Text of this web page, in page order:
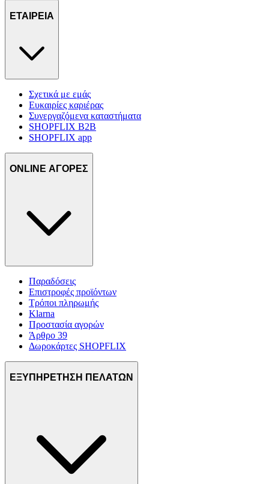
ΕΤΑΙΡΕΙΑ
Σχετικά με εμάς
Ευκαιρίες καριέρας
Συνεργαζόμενα καταστήματα
SHOPFLIX B2B
SHOPFLIX app
ONLINE ΑΓΟΡΕΣ
Παραδόσεις
Επιστροφές προϊόντων
Τρόποι πληρωμής
Klarna
Προστασία αγορών
Άρθρο 39
Δωροκάρτες SHOPFLIX
ΕΞΥΠΗΡΕΤΗΣΗ ΠΕΛΑΤΩΝ